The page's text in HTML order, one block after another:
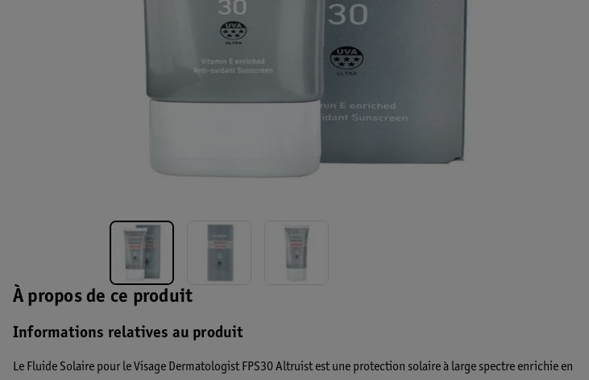
À propos de ce produit
Informations relatives au produit
Le Fluide Solaire pour le Visage Dermatologist FPS30 Altruist est une protection solaire à large spectre enrichie en